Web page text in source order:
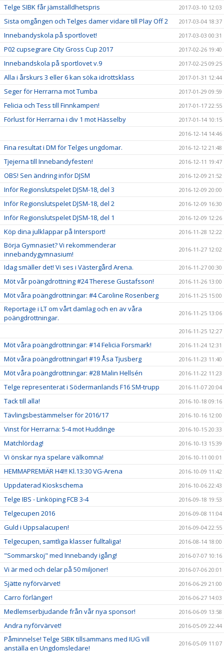
Telge SIBK får jämställdhetspris 2017-03-10 12:03
Sista omgången och Telges damer vidare till Play Off 2 2017-03-04 18:37
Innebandyskola på sportlovet! 2017-03-03 00:31
P02 cupsegrare City Gross Cup 2017 2017-02-26 19:40
Innebandskola på sportlovet v.9 2017-02-25 09:25
Alla i årskurs 3 eller 6 kan söka idrottsklass 2017-01-31 12:44
Seger för Herrarna mot Tumba 2017-01-29 09:59
Felicia och Tess till Finnkampen! 2017-01-17 22:55
Förlust för Herrarna i div 1 mot Hässelby
2017-01-14 10:15
2016-12-14 14:46
Fina resultat i DM för Telges ungdomar. 2016-12-12 21:48
Tjejerna till Innebandyfesten! 2016-12-11 19:47
OBS! Sen ändring inför DJSM 2016-12-09 21:52
Inför Regionslutspelet DJSM-18, del 3 2016-12-09 20:00
Inför Regionslutspelet DJSM-18, del 2 2016-12-09 16:30
Inför Regionslutspelet DJSM-18, del 1 2016-12-09 12:26
Köp dina julklappar på Intersport! 2016-11-28 12:22
Börja Gymnasiet? Vi rekommenderar
innebandygymnasium!
2016-11-27 12:02
Idag smäller det! Vi ses i Västergård Arena. 2016-11-27 00:30
Möt vår poängdrottning #24 Therese Gustafsson! 2016-11-26 13:00
Möt våra poängdrottningar: #4 Caroline Rosenberg 2016-11-25 15:00
Reportage i LT om vårt damlag och en av våra
poängdrottningar.
2016-11-25 13:06
2016-11-25 12:27
Möt våra poängdrottningar: #14 Felicia Forsmark! 2016-11-24 12:31
Möt våra poängdrottningar! #19 Åsa Tjusberg 2016-11-23 11:40
Möt våra poängdrottningar: #28 Malin Hellsén 2016-11-22 11:23
Telge representerat i Södermanlands F16 SM-trupp 2016-11-07 20:04
Tack till alla! 2016-10-18 09:16
Tävlingsbestämmelser för 2016/17 2016-10-16 12:00
Vinst för Herrarna: 5-4 mot Huddinge 2016-10-15 20:33
Matchlördag! 2016-10-13 15:39
Vi önskar nya spelare välkomna! 2016-10-11 00:01
HEMMAPREMIÄR H4!!! Kl.13:30 VG-Arena 2016-10-09 11:42
Uppdaterad Kioskschema 2016-10-06 22:43
Telge IBS - Linköping FCB 3-4 2016-09-18 19:53
Telgecupen 2016 2016-09-08 11:04
Guld i Uppsalacupen! 2016-09-04 22:55
Telgecupen, samtliga klasser fulltaliga! 2016-08-14 18:00
"Sommarskoj" med Innebandy igång! 2016-07-07 10:16
Vi är med och delar på 50 miljoner! 2016-07-06 20:01
Sjätte nyförvärvet! 2016-06-29 21:00
Carro förlänger! 2016-06-27 14:03
Medlemserbjudande från vår nya sponsor! 2016-06-09 13:58
Andra nyförvärvet! 2016-05-09 22:44
Påminnelse! Telge SIBK tillsammans med IUG vill
anställa en Ungdomsledare!
2016-05-09 11:07